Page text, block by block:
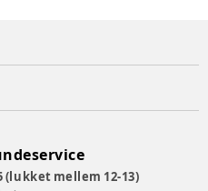
(lukket mellem 12-13)